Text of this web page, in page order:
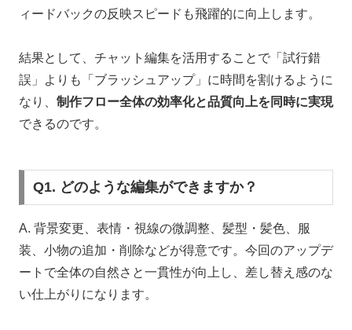
ィードバックの反映スピードも飛躍的に向上します。
結果として、チャット編集を活用することで「試行錯
誤」よりも「ブラッシュアップ」に時間を割けるように
なり、 制作フロー全体の効率化と品質向上を同時に実現
できるのです。
Q1. どのような編集ができますか？
A. 背景変更、表情・視線の微調整、髪型・髪色、服
装、小物の追加・削除などが得意です。今回のアップデ
ートで全体の自然さと一貫性が向上し、差し替え感のな
い仕上がりになります。